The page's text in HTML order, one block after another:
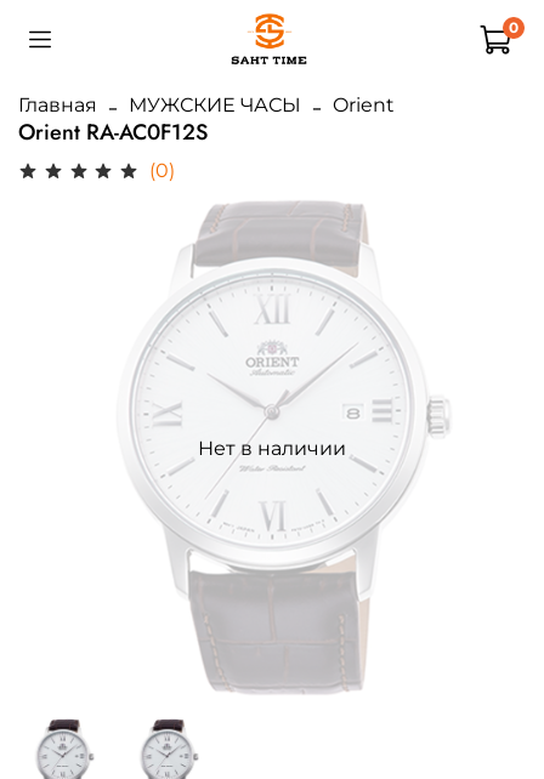
0
Главная МУЖСКИЕ ЧАСЫ Orient
Orient RA-AC0F12S
(0)
Нет в наличии